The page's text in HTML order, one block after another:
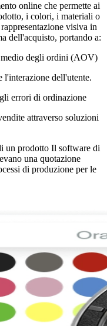
online che permette ai
i colori, i materiali o
visiva in
dell'acquisto, portando a:
medio degli ordini (AOV)
l'interazione dell'utente.
errori di ordinazione
attraverso soluzioni
un prodotto Il software di
una quotazione
di produzione per le